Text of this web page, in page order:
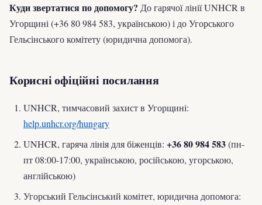
Куди звертатися по допомогу? До гарячої лінії UNHCR в
Угорщині (+36 80 984 583, українською) і до Угорського
Гельсінського комітету (юридична допомога).
Корисні офіційні посилання
UNHCR, тимчасовий захист в Угорщині:
help.unhcr.org/hungary
UNHCR, гаряча лінія для біженців: +36 80 984 583(пн-
пт 08:00-17:00, українською, російською, угорською,
англійською)
Угорський Гельсінський комітет, юридична допомога: